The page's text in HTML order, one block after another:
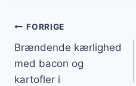
FORRIGE
Brændende kærlighed
med bacon og
kartofler i